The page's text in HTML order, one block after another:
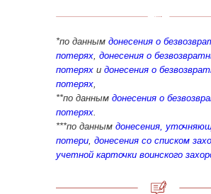
*по данным донесения о
потерях, донесения о
потерях и донесения о
потерях,
**по данным донесения о
потерях.
***по данным донесения,
потери, донесения со списком
учетной карточки воинского